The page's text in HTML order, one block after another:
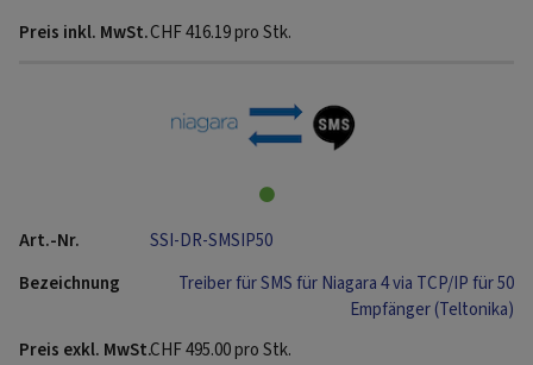
CHF416.19pro Stk.
SSI-DR-SMSIP50
Treiber für SMS für Niagara 4 via TCP/IP für 50
Empfänger (Teltonika)
CHF495.00pro Stk.